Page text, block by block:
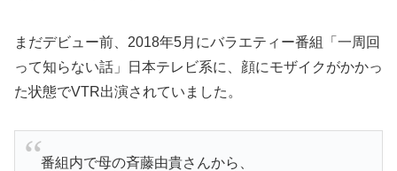
まだデビュー前、2018年5月にバラエティー番組「一周回
って知らない話」日本テレビ系に、顔にモザイクがかかっ
た状態でVTR出演されていました。
番組内で母の斉藤由貴さんから、